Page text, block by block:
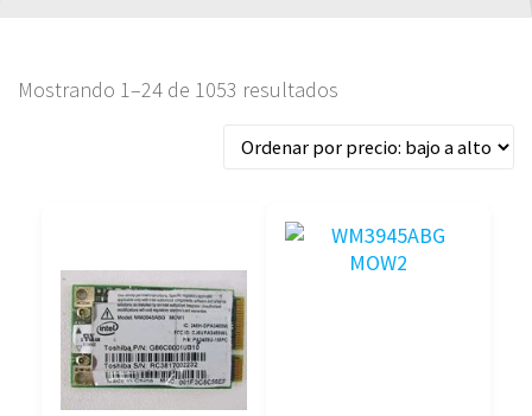
Mostrando 1–24 de 1053 resultados
precio:
alto